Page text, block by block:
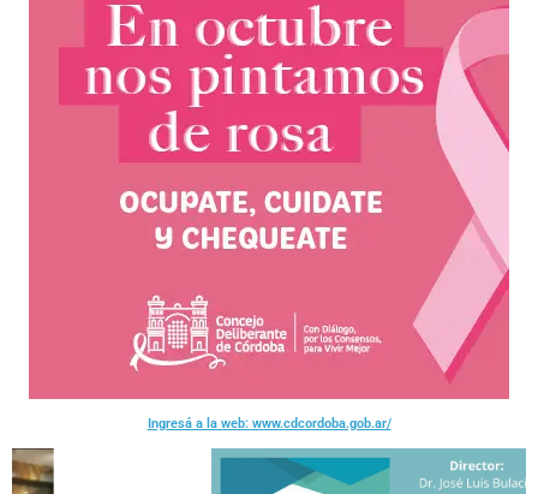
Ingresá a la web: www.cdcordoba.gob.ar/